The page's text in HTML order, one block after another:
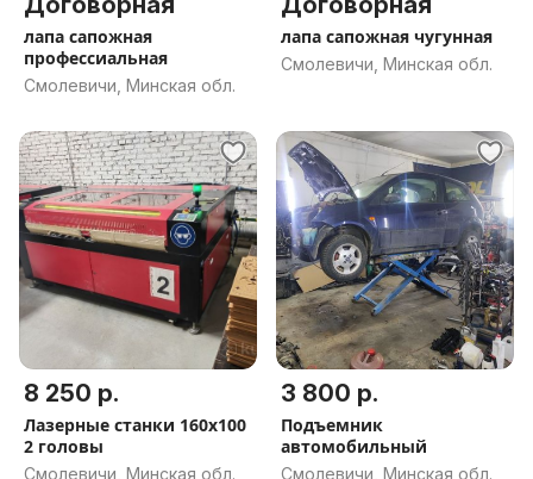
лапа сапожная
профессиальная
Смолевичи, Минская обл.
лапа сапожная чугунная
Смолевичи, Минская обл.
8 250 р.
Лазерные станки 160х100
2 головы
Смолевичи, Минская обл.
3 800 р.
Подъемник
автомобильный
Смолевичи, Минская обл.